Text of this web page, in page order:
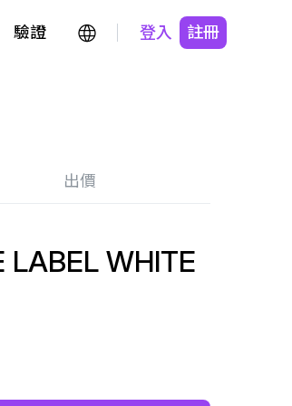
驗證 登入 註冊
出價
LABEL WHITE